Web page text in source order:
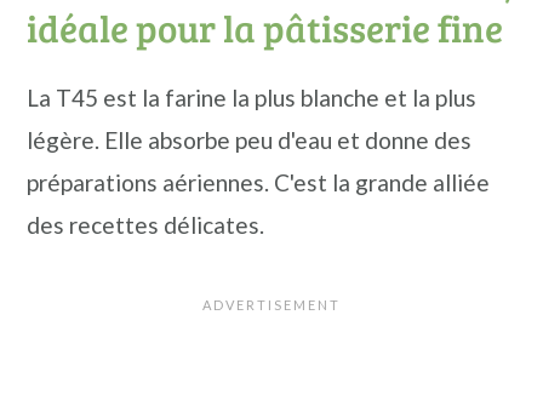
idéale pour la pâtisserie fine
La T45 est la farine la plus blanche et la plus
légère. Elle absorbe peu d'eau et donne des
préparations aériennes. C'est la grande alliée
des recettes délicates.